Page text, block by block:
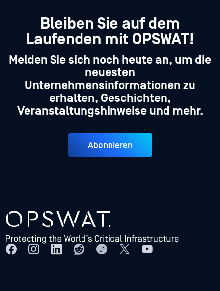
Bleiben Sie auf dem
Laufenden mit OPSWAT!
Melden Sie sich noch heute an, um die
neuesten
Unternehmensinformationen zu
erhalten, Geschichten,
Veranstaltungshinweise und mehr.
Abonnieren